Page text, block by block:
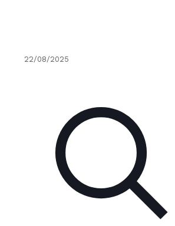
22/08/2025